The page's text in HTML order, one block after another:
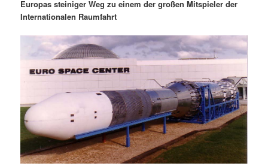
e
n
I
n
ä
r
e
n
n
a
o
n
Europas steiniger Weg zu einem der großen Mitspieler der
Internationalen Raumfahrt